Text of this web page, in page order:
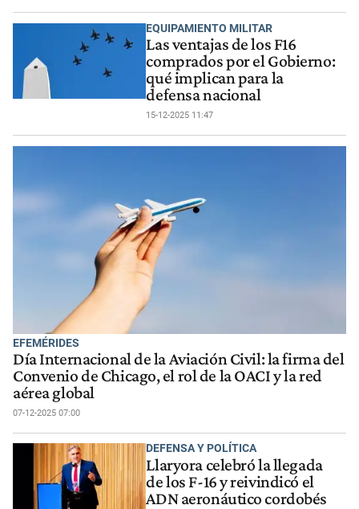
EQUIPAMIENTO MILITAR
Las ventajas de los F16
comprados por el Gobierno:
qué implican para la
defensa nacional
15-12-2025 11:47
EFEMÉRIDES
Día Internacional de la Aviación Civil: la firma del
Convenio de Chicago, el rol de la OACI y la red
aérea global
07-12-2025 07:00
DEFENSA Y POLÍTICA
Llaryora celebró la llegada
de los F-16 y reivindicó el
ADN aeronáutico cordobés